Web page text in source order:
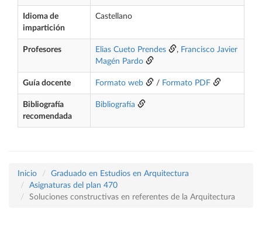
Idioma de
impartición
Castellano
Profesores Elias Cueto Prendes , Francisco Javier
Magén Pardo
Guía docente Formato web / Formato PDF
Bibliografía
recomendada
Bibliografía
Inicio
Graduado en Estudios en Arquitectura
Asignaturas del plan 470
Soluciones constructivas en referentes de la Arquitectura